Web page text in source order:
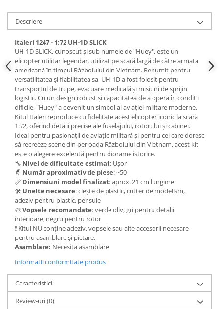
Vallejo Auxiliaries
Vallejo Acrylic Textures
Vopsea la sticluta
Vallejo Liquid Gold
Vallejo Surface Primer
Vallejo Weathering Effects
Vallejo Model Wash
Vallejo Metal Color
AK Interactive
Vopsea Chrome
Creioane Weathering
Auxiliare
Real Colors Markers
Auxiliare & Diluanti
Primer (grund)
Playmarkers
Vopsele acrilice & Seturi de vopsele
Solutii Weathering
Accesorii diorama
Vegetatie
Décor
Sol Diorama
Materiale pentru sol
Apa Diorama
Descriere
Italeri 1247 - 1:72 UH-1D SLICK
UH-1D SLICK, cunoscut și sub numele de "Huey", este un
elicopter utilitar legendar, utilizat pe scară largă de către armata
americană în timpul Războiului din Vietnam. Renumit pentru
versatilitatea și fiabilitatea sa, UH-1D a fost folosit pentru
transportul de trupe, evacuare medicală și misiuni de sprijin
logistic. Cu un design robust și capacitatea de a opera în condiții
dificile, "Huey" a devenit un simbol al aviației militare moderne.
Kitul Italeri reproduce cu fidelitate acest elicopter iconic la scară
1:72, oferind detalii precise ale fuselajului, rotorului și cabinei.
Ideal pentru pasionații de aviație militară și pentru cei care doresc
să recreeze scene din perioada Războiului din Vietnam, acest kit
este o alegere excelentă pentru diorame istorice.
🔧 Nivel de dificultate estimat: Ușor
🧙 Număr aproximativ de piese: ~50
📏 Dimensiuni model finalizat: aprox. 21 cm lungime
🛠️ Unelte necesare: clește de plastic, cutter de modelism,
adeziv pentru plastic, pensule
🎨 Vopsele recomandate: verde oliv, gri pentru detalii
interioare, negru pentru rotor
❗ Kitul NU conține adeziv, vopsele sau alte accesorii necesare
pentru asamblare și pictare.
Asamblare: Necesita asamblare
Informatii conformitate produs
Caracteristici
Review-uri(0)